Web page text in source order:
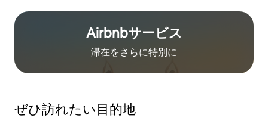
Airbnb⁠サ⁠ー⁠ビ⁠ス
滞在をさ⁠ら⁠に特⁠別⁠に
ぜひ訪⁠れ⁠た⁠い目⁠的⁠地